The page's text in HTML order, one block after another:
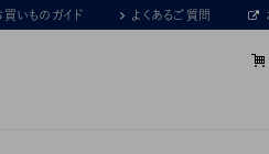
買いものガイド よくあるご質問